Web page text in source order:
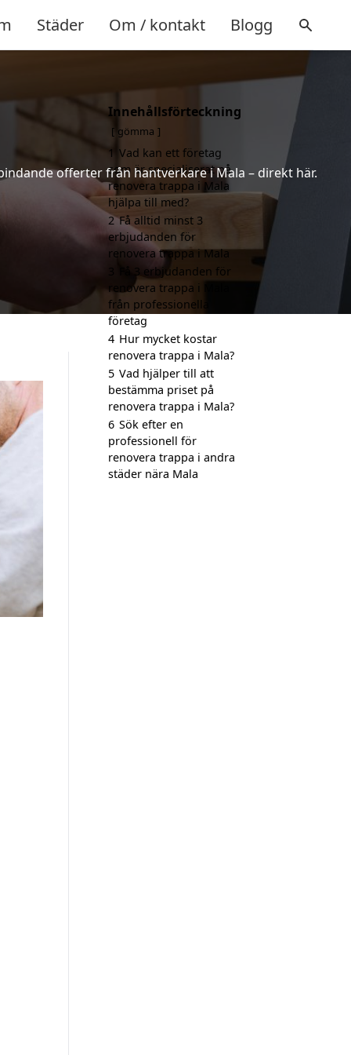
Städer Om / kontakt Blogg
offerter från hantverkare i Mala – direkt här.
Innehållsförteckning
gömma
1 Vad kan ett företag
som är specialiserat på
renovera trappa i Mala
hjälpa till med?
2 Få alltid minst 3
erbjudanden för
renovera trappa i Mala
3
Få 3 erbjudanden för
renovera trappa i Mala
från professionella
företag
4 Hur mycket kostar
renovera trappa i Mala?
5 Vad hjälper till att
bestämma priset på
renovera trappa i Mala?
6 Sök efter en
professionell för
renovera trappa i andra
städer nära Mala